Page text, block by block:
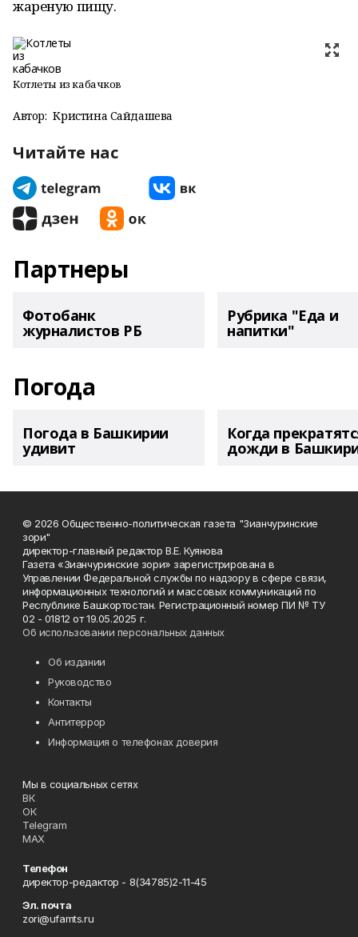
жареную пищу.
Котлеты из кабачков
Автор: Кристина Сайдашева
Читайте нас
Партнеры
Фотобанк
журналистов РБ
Рубрика "Еда и
напитки"
Погода
Погода в Башкирии
удивит
Когда
дожди в
© 2026 Общественно-политическая газета "Зианчуринские
зори"
директор-главный редактор В.Е. Куянова
Газета «Зианчуринские зори» зарегистрирована в
Управлении Федеральной службы по надзору в сфере связи,
информационных технологий и массовых коммуникаций по
Республике Башкортостан. Регистрационный номер ПИ № ТУ
02 - 01812 от 19.05.2025 г.
Об использовании персональных данных
Об издании
Руководство
Контакты
Антитеррор
Информация о телефонах доверия
Мы в социальных сетях
ВК
ОК
Telegram
MAX
Телефон
директор-редактор - 8(34785)2-11-45
Эл. почта
zori@ufamts.ru